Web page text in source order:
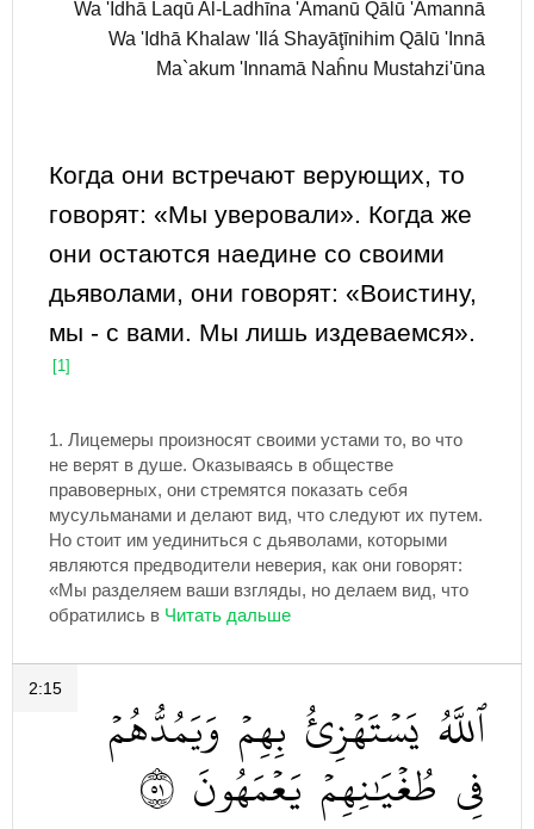
Wa 'Idhā Laqū Al-Ladhīna 'Āmanū Qālū 'Āmannā
Wa 'Idhā Khalaw 'Ilá Shayāţīnihim Qālū 'Innā
Ma`akum 'Innamā Naĥnu Mustahzi'ūna
Когда они встречают верующих, то
говорят: «Мы уверовали». Когда же
они остаются наедине со своими
дьяволами, они говорят: «Воистину,
мы - с вами. Мы лишь издеваемся».
[1]
1. Лицемеры произносят своими устами то, во что
не верят в душе. Оказываясь в обществе
правоверных, они стремятся показать себя
мусульманами и делают вид, что следуют их путем.
Но стоит им уединиться с дьяволами, которыми
являются предводители неверия, как они говорят:
«Мы разделяем ваши взгляды, но делаем вид, что
обратились в
2:15 ٱللَّهُ يَسۡتَهۡزِئُ بِهِمۡ وَيَمُدُّهُمۡ
فِي طُغۡيَٰنِهِمۡ يَعۡمَهُونَ ١٥